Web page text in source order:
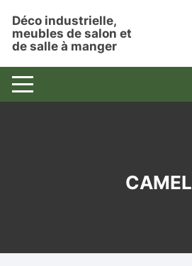
contenu
Déco industrielle,
meubles de salon et
de salle à manger
CAMEL